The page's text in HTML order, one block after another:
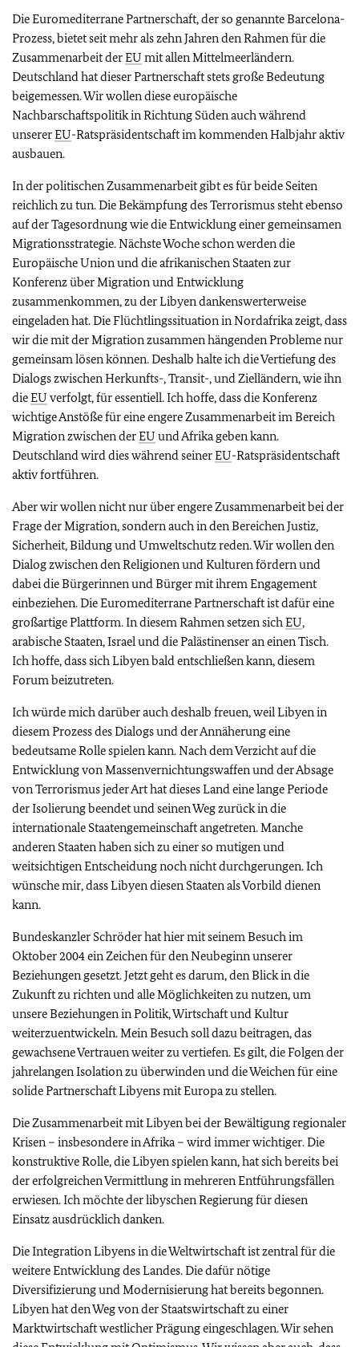
Die Euromediterrane Partnerschaft, der so genannte Barcelona-
Prozess, bietet seit mehr als zehn Jahren den Rahmen für die
Zusammenarbeit derEU mit allen Mittelmeerländern.
Deutschland hat dieser Partnerschaft stets große Bedeutung
beigemessen. Wir wollen diese europäische
Nachbarschaftspolitik in Richtung Süden auch während
unsererEU-Ratspräsidentschaft im kommenden Halbjahr aktiv
ausbauen.
In der politischen Zusammenarbeit gibt es für beide Seiten
reichlich zu tun. Die Bekämpfung des Terrorismus steht ebenso
auf der Tagesordnung wie die Entwicklung einer gemeinsamen
Migrationsstrategie. Nächste Woche schon werden die
Europäische Union und die afrikanischen Staaten zur
Konferenz über Migration und Entwicklung
zusammenkommen, zu der Libyen dankenswerterweise
eingeladen hat. Die Flüchtlingssituation in Nordafrika zeigt, dass
wir die mit der Migration zusammen hängenden Probleme nur
gemeinsam lösen können. Deshalb halte ich die Vertiefung des
Dialogs zwischen Herkunfts-, Transit-, und Zielländern, wie ihn
dieEU verfolgt, für essentiell. Ich hoffe, dass die Konferenz
wichtige Anstöße für eine engere Zusammenarbeit im Bereich
Migration zwischen derEU und Afrika geben kann.
Deutschland wird dies während seinerEU-Ratspräsidentschaft
aktiv fortführen.
Aber wir wollen nicht nur über engere Zusammenarbeit bei der
Frage der Migration, sondern auch in den Bereichen Justiz,
Sicherheit, Bildung und Umweltschutz reden. Wir wollen den
Dialog zwischen den Religionen und Kulturen fördern und
dabei die Bürgerinnen und Bürger mit ihrem Engagement
einbeziehen. Die Euromediterrane Partnerschaft ist dafür eine
großartige Plattform. In diesem Rahmen setzen sichEU,
arabische Staaten, Israel und die Palästinenser an einen Tisch.
Ich hoffe, dass sich Libyen bald entschließen kann, diesem
Forum beizutreten.
Ich würde mich darüber auch deshalb freuen, weil Libyen in
diesem Prozess des Dialogs und der Annäherung eine
bedeutsame Rolle spielen kann. Nach dem Verzicht auf die
Entwicklung von Massenvernichtungswaffen und der Absage
von Terrorismus jeder Art hat dieses Land eine lange Periode
der Isolierung beendet und seinen Weg zurück in die
internationale Staatengemeinschaft angetreten. Manche
anderen Staaten haben sich zu einer so mutigen und
weitsichtigen Entscheidung noch nicht durchgerungen. Ich
wünsche mir, dass Libyen diesen Staaten als Vorbild dienen
kann.
Bundeskanzler Schröder hat hier mit seinem Besuch im
Oktober 2004 ein Zeichen für den Neubeginn unserer
Beziehungen gesetzt. Jetzt geht es darum, den Blick in die
Zukunft zu richten und alle Möglichkeiten zu nutzen, um
unsere Beziehungen in Politik, Wirtschaft und Kultur
weiterzuentwickeln. Mein Besuch soll dazu beitragen, das
gewachsene Vertrauen weiter zu vertiefen. Es gilt, die Folgen der
jahrelangen Isolation zu überwinden und die Weichen für eine
solide Partnerschaft Libyens mit Europa zu stellen.
Die Zusammenarbeit mit Libyen bei der Bewältigung regionaler
Krisen – insbesondere in Afrika – wird immer wichtiger. Die
konstruktive Rolle, die Libyen spielen kann, hat sich bereits bei
der erfolgreichen Vermittlung in mehreren Entführungsfällen
erwiesen. Ich möchte der libyschen Regierung für diesen
Einsatz ausdrücklich danken.
Die Integration Libyens in die Weltwirtschaft ist zentral für die
weitere Entwicklung des Landes. Die dafür nötige
Diversifizierung und Modernisierung hat bereits begonnen.
Libyen hat den Weg von der Staatswirtschaft zu einer
Marktwirtschaft westlicher Prägung eingeschlagen. Wir sehen